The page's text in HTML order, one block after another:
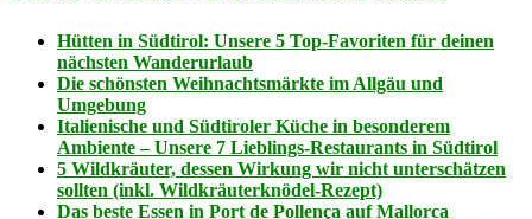
Hütten in Südtirol: Unsere 5 Top-Favoriten für deinen
nächsten Wanderurlaub
Die schönsten Weihnachtsmärkte im Allgäu und
Umgebung
Italienische und Südtiroler Küche in besonderem
Ambiente – Unsere 7 Lieblings-Restaurants in Südtirol
5 Wildkräuter, dessen Wirkung wir nicht unterschätzen
sollten (inkl. Wildkräuterknödel-Rezept)
Das beste Essen in Port de Pollença auf Mallorca